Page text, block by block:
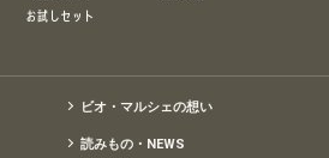
ビオ・マルシェの想い
読みもの・NEWS